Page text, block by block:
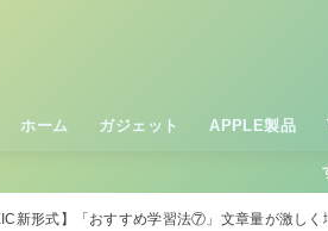
ホーム ガジェット APPLE製品
新形式】「おすすめ学習法⑦」文章量が激しく